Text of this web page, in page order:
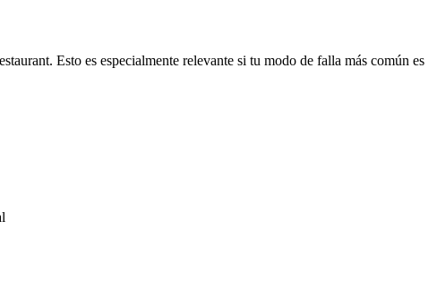
Esto es especialmente relevante si tu modo de falla más común es